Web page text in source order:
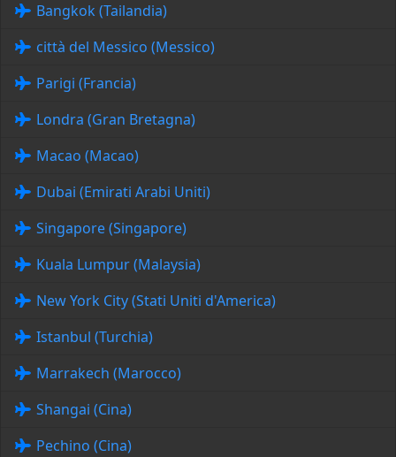
Bangkok (Tailandia)
città del Messico (Messico)
Parigi (Francia)
Londra (Gran Bretagna)
Macao (Macao)
Dubai (Emirati Arabi Uniti)
Singapore (Singapore)
Kuala Lumpur (Malaysia)
New York City (Stati Uniti d'America)
Istanbul (Turchia)
Marrakech (Marocco)
Shangai (Cina)
Pechino (Cina)